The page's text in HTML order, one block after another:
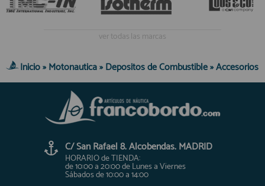
ver todas las marcas
Inicio»Motonautica»Depositos de Combustible»Accesorios
C/ San Rafael 8. Alcobendas. MADRID
HORARIO de TIENDA:
de 10:00 a 20:00 de Lunes a Viernes
Sábados de 10:00 a 14:00